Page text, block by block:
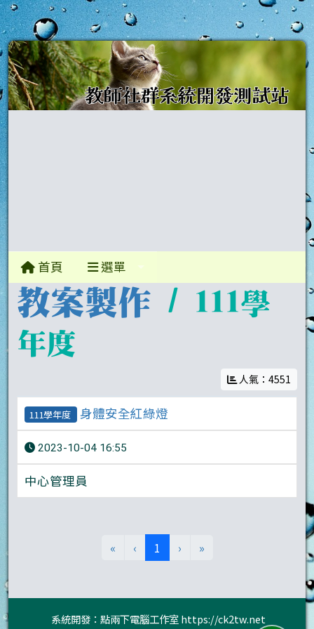
首頁 選單
教案製作 /
111學
年度
人氣：4551
111學年度 身體安全紅綠燈
2023-10-04 16:55
中心管理員
« ‹ 1 (目前頁次)
› »
系統開發：點兩下電腦工作室https://ck2tw.net